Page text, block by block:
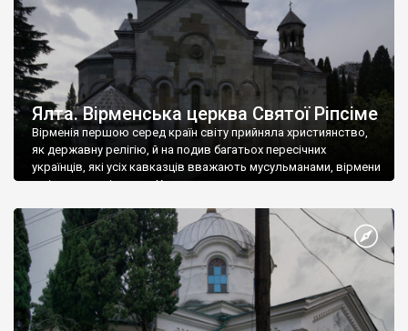
Ялта. Вірменська церква Святої Ріпсіме
Вірменія першою серед країн світу прийняла християнство,
як державну релігію, й на подив багатьох пересічних
українців, які усіх кавказців вважають мусульманами, вірмени
є відданими вірянами Христа